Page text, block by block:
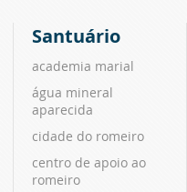
Santuário
academia marial
água mineral
aparecida
cidade do romeiro
centro de apoio ao
romeiro